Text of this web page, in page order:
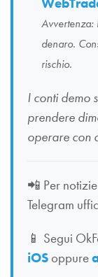
Avvertenza:
denaro.
rischio.
I conti demo
prendere
operare con
📲 Per
Telegram
📱 Segui
iOSoppure